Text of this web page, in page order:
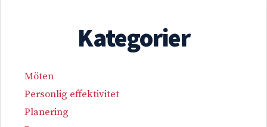
Kategorier
Möten
Personlig effektivitet
Planering